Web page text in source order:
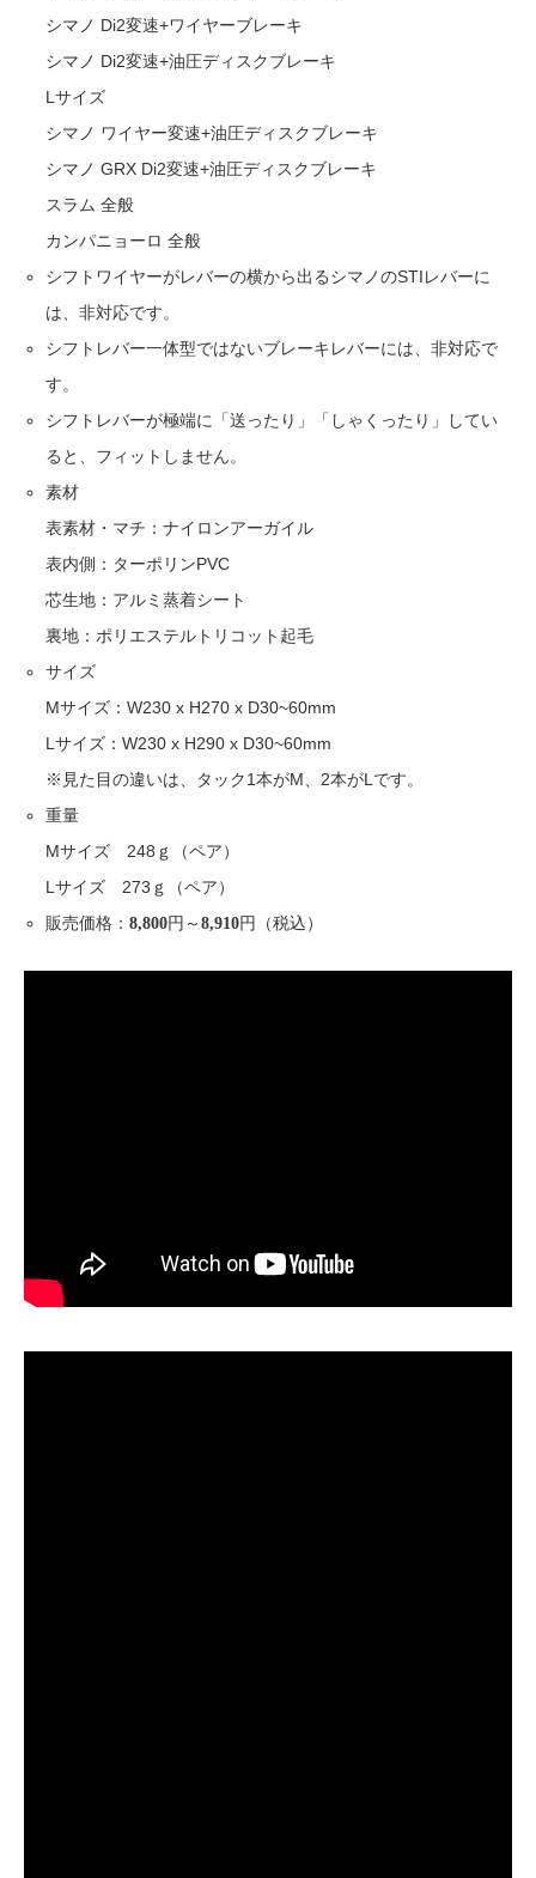
シマノ Di2変速+ワイヤーブレーキ
シマノ Di2変速+油圧ディスクブレーキ
Lサイズ
シマノ ワイヤー変速+油圧ディスクブレーキ
シマノ GRX Di2変速+油圧ディスクブレーキ
スラム 全般
カンパニョーロ 全般
シフトワイヤーがレバーの横から出るシマノのSTIレバーに
は、非対応です。
シフトレバー一体型ではないブレーキレバーには、非対応で
す。
シフトレバーが極端に「送ったり」「しゃくったり」してい
ると、フィットしません。
素材
表素材・マチ：ナイロンアーガイル
表内側：ターポリンPVC
芯生地：アルミ蒸着シート
裏地：ポリエステルトリコット起毛
サイズ
Mサイズ：W230 x H270 x D30~60mm
Lサイズ：W230 x H290 x D30~60mm
※見た目の違いは、タック1本がM、2本がLです。
重量
Mサイズ 248ｇ（ペア）
Lサイズ 273ｇ（ペア）
販売価格：8,800円～8,910円（税込）